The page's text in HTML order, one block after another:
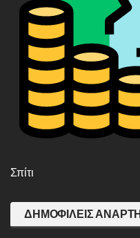
Σπίτι
ΔΗΜΟΦΙΛΕΊΣ